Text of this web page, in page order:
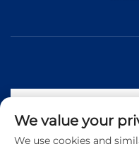
We value your
We use cookies and